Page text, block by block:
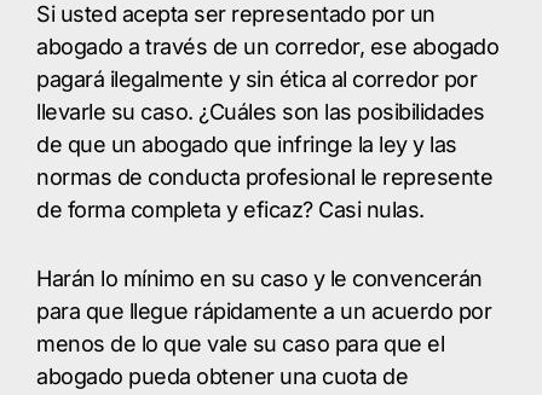
Si usted acepta ser representado por un
abogado a través de un corredor, ese abogado
pagará ilegalmente y sin ética al corredor por
llevarle su caso. ¿Cuáles son las posibilidades
de que un abogado que infringe la ley y las
normas de conducta profesional le represente
de forma completa y eficaz? Casi nulas.
Harán lo mínimo en su caso y le convencerán
para que llegue rápidamente a un acuerdo por
menos de lo que vale su caso para que el
abogado pueda obtener una cuota de